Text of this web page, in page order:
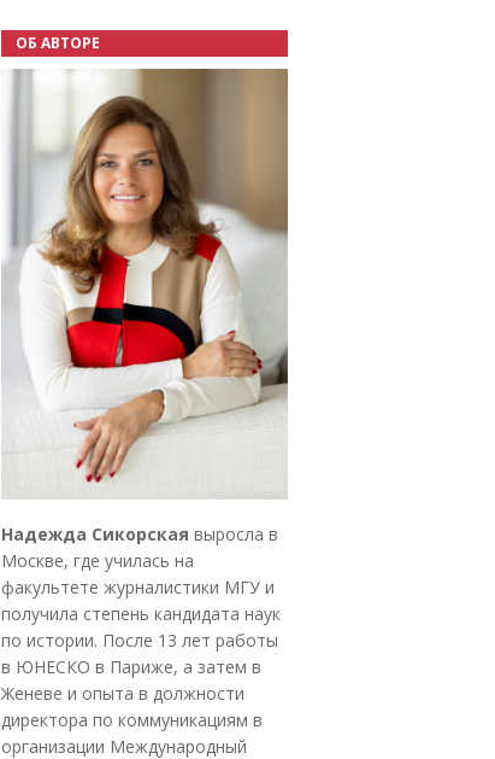
ОБ АВТОРЕ
Надежда Сикорская выросла в
Москве, где училась на
факультете журналистики МГУ и
получила степень кандидата наук
по истории. После 13 лет работы
в ЮНЕСКО в Париже, а затем в
Женеве и опыта в должности
директора по коммуникациям в
организации Международный